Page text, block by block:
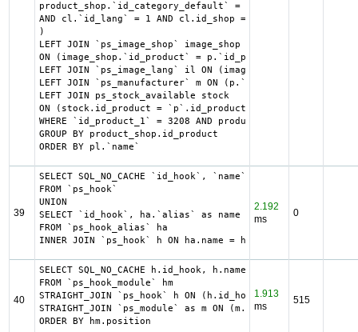
product_shop.`id_category_default` = cl.`id_category`
AND cl.`id_lang` = 1 AND cl.id_shop = 1
)
LEFT JOIN `ps_image_shop` image_shop
ON (image_shop.`id_product` = p.`id_product` AND
LEFT JOIN `ps_image_lang` il ON
LEFT JOIN `ps_manufacturer` m ON (p.`id_manufacturer`=
LEFT JOIN ps_stock_available stock
ON (stock.id_product = `p`.id_product AND
WHERE `id_product_1` = 3208 AND
GROUP BY product_shop.id_product
ORDER BY pl.`name`
39
SELECT SQL_NO_CACHE `id_hook`, `name`
FROM `ps_hook`
UNION
SELECT `id_hook`, ha.`alias` as name
FROM `ps_hook_alias` ha
INNER JOIN `ps_hook` h ON ha.name = h.name
2.192
ms
0
40
SELECT SQL_NO_CACHE h.id_hook, h.name as h_name,
FROM `ps_hook_module` hm
STRAIGHT_JOIN `ps_hook` h ON (h.id_hook = hm.id_hook
STRAIGHT_JOIN `ps_module` as m ON (m.id_module =
ORDER BY hm.position
1.913
ms
515